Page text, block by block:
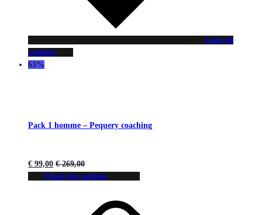
Liste de
souhaits
63%
Pack 1 homme – Pequery coaching
€ 99,00 €269,00
Choix des options